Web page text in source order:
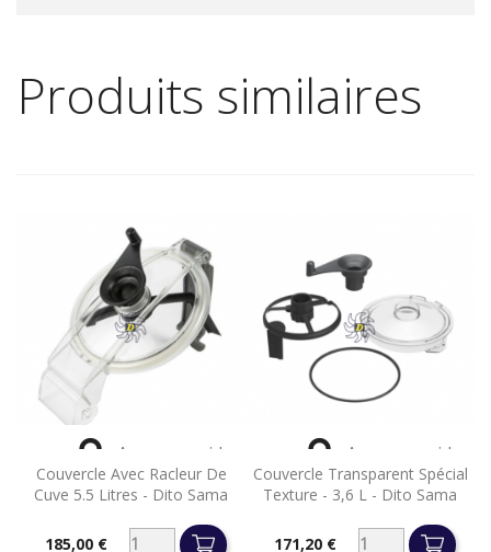
Produits similaires
Couvercle Avec Racleur De
Cuve 5.5 Litres - Dito Sama
185,00 €
 Aperçu rapide
Couvercle Transparent Spécial
Texture - 3,6 L - Dito Sama
171,20 €
 Aperçu rapide